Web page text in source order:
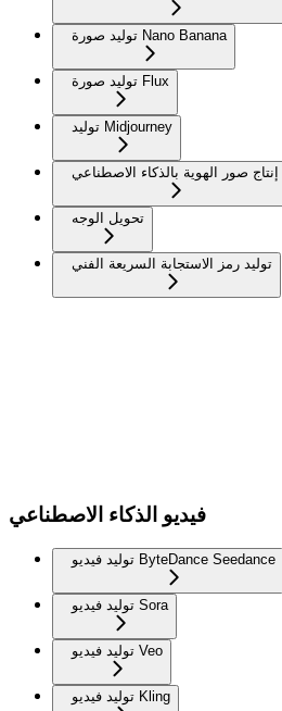
توليد صورة Nano Banana
توليد صورة Flux
توليد Midjourney
إنتاج صور الهوية بالذكاء الاصطناعي
تحويل الوجه
توليد رمز الاستجابة السريعة الفني
فيديو الذكاء الاصطناعي
توليد فيديو ByteDance Seedance
توليد فيديو Sora
توليد فيديو Veo
توليد فيديو Kling